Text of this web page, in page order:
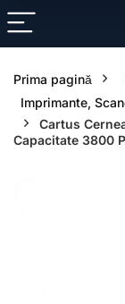
Prima pagină
Imprimante,
Cartus
Capacitate 3800